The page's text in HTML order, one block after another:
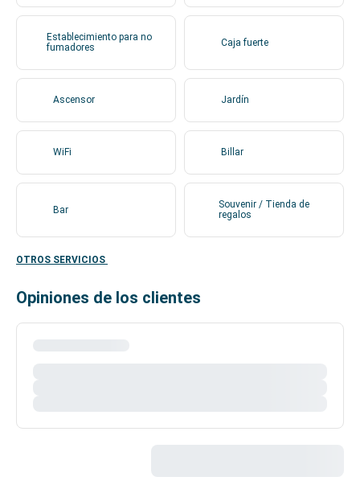
Establecimiento para no
fumadores
Caja fuerte
Ascensor Jardín
WiFi Billar
Bar
Souvenir / Tienda de
regalos
OTROS SERVICIOS
Opiniones de los clientes